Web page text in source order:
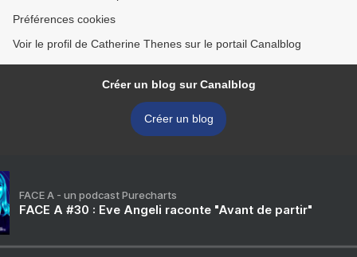
Préférences cookies
Voir le profil de Catherine Thenes sur le portail Canalblog
Créer un blog sur Canalblog
Créer un blog
FACE A - un podcast Purecharts
FACE A #30 : Eve Angeli raconte "Avant de partir"